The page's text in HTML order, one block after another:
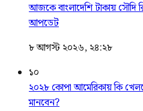
আজকে বাংলাদেশি টাকায় সৌদি
আপডেট
৮ আগস্ট ২০২৬, ২৪:২৮
১০
২০২৮ কোপা আমেরিকায় কি
মানবেন?